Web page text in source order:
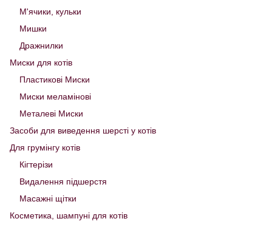
М'ячики, кульки
Мишки
Дражнилки
Миски для котів
Пластикові Миски
Миски меламінові
Металеві Миски
Засоби для виведення шерсті у котів
Для грумінгу котів
Кігтерізи
Видалення підшерстя
Масажні щітки
Косметика, шампуні для котів